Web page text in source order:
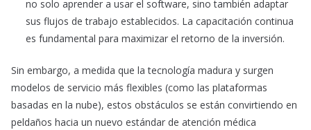
no solo aprender a usar el software, sino también adaptar
sus flujos de trabajo establecidos. La capacitación continua
es fundamental para maximizar el retorno de la inversión.
Sin embargo, a medida que la tecnología madura y surgen
modelos de servicio más flexibles (como las plataformas
basadas en la nube), estos obstáculos se están convirtiendo en
peldaños hacia un nuevo estándar de atención médica